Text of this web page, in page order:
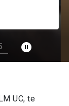
pause_circle_filled
UC, te